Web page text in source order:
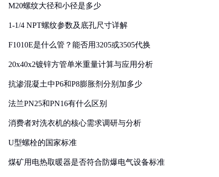
M20螺纹大径和小径是多少
1-1/4 NPT螺纹参数及底孔尺寸详解
F1010E是什么管？能否用3205或3505代换
20x40x2镀锌方管单米重量计算与应用分析
抗渗混凝土中P6和P8膨胀剂分别加多少
法兰PN25和PN16有什么区别
消费者对洗衣机的核心需求调研与分析
U型螺栓的国家标准
煤矿用电热取暖器是否符合防爆电气设备标准